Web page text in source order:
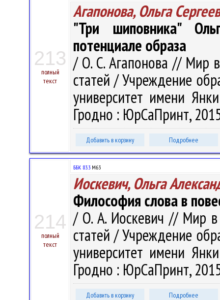
213
полный
текст
Агапонова, Ольга
"Три шиповника"
потенциале образа
/ О. С. Агапонова // Мир
статей / Учреждение
университет имени
Гродно : ЮрСаПринт,
Добавить в корзину Подробнее
214
полный
текст
ББК 83.3 М63
Иоскевич, Ольга
Философия слова в
/ О. А. Иоскевич // Мир в
статей / Учреждение
университет имени
Гродно : ЮрСаПринт,
Добавить в корзину Подробнее